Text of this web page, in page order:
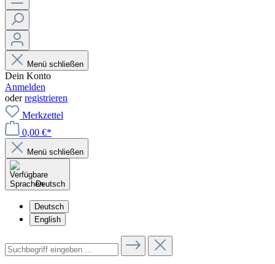
Menü schließen
Dein Konto
Anmelden
oderregistrieren
Merkzettel
0,00 €*
Menü schließen
Deutsch
Deutsch
English